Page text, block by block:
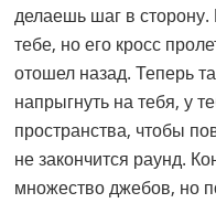
делаешь шаг в
тебе, но его кросс
отошел назад. Теперь
напрыгнуть на тебя, у
пространства, чтобы
не закончится раунд.
множество джебов, но